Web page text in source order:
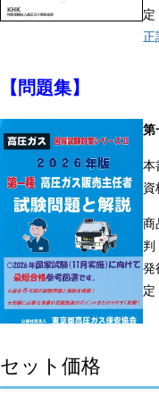
正
【問題集】
第
本
資
商
発
セット価格